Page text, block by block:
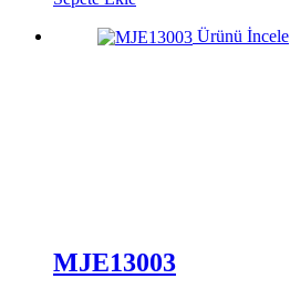
Ürünü İncele
MJE13003